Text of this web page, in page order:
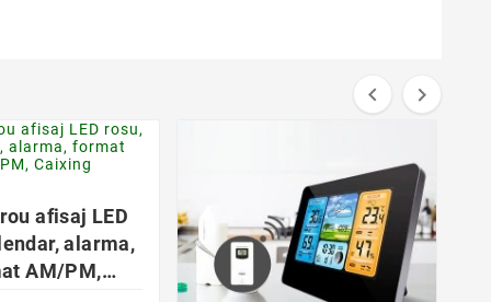
 
favorite_border
afisaj LED
alarma,
AM/PM,